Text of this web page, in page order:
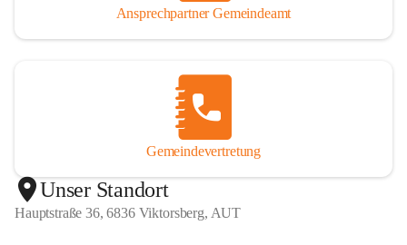
Ansprechpartner Gemeindeamt
Gemeindevertretung
Unser Standort
Hauptstraße 36, 6836 Viktorsberg, AUT